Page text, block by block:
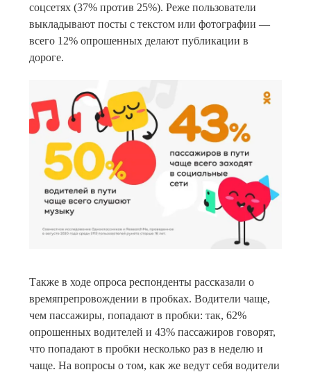
соцсетях (37% против 25%). Реже пользователи
выкладывают посты с текстом или фотографии —
всего 12% опрошенных делают публикации в
дороге.
Также в ходе опроса респонденты рассказали о
времяпрепровождении в пробках. Водители чаще,
чем пассажиры, попадают в пробки: так, 62%
опрошенных водителей и 43% пассажиров говорят,
что попадают в пробки несколько раз в неделю и
чаще. На вопросы о том, как же ведут себя водители